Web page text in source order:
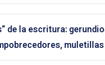
de la escritura: